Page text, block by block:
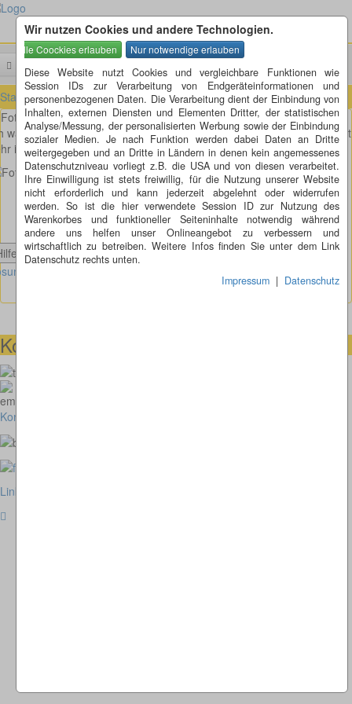
Wir nutzen Cookies und andere Technologien.
Diese Website nutzt Cookies und vergleichbare Funktionen wie
Session IDs zur Verarbeitung von Endgeräteinformationen und
personenbezogenen Daten. Die Verarbeitung dient der Einbindung von
Inhalten, externen Diensten und Elementen Dritter, der statistischen
Analyse/Messung, der personalisierten Werbung sowie der Einbindung
sozialer Medien. Je nach Funktion werden dabei Daten an Dritte
weitergegeben und an Dritte in Ländern in denen kein angemessenes
Datenschutzniveau vorliegt z.B. die USA und von diesen verarbeitet.
Ihre Einwilligung ist stets freiwillig, für die Nutzung unserer Website
nicht erforderlich und kann jederzeit abgelehnt oder widerrufen
werden. So ist die hier verwendete Session ID zur Nutzung des
Warenkorbes und funktioneller Seiteninhalte notwendig während
andere uns helfen unser Onlineangebot zu verbessern und
wirtschaftlich zu betreiben. Weitere Infos finden Sie unter dem Link
Datenschutz rechts unten.
Impressum | Datenschutz
Startseite » Fotorätsel » Fotorätsel 221 bis 230 » Fotorätsel 226
Fotorätsel 226
war in einer Fabrik, wo sie diese alten roten Backsteine herstellen. Ist
interessant. Oder?
anzeigen
Fotorätsel 226 anzeigen
Kontaktmöglichkeiten
Kontakt
Link zur klassischen Website